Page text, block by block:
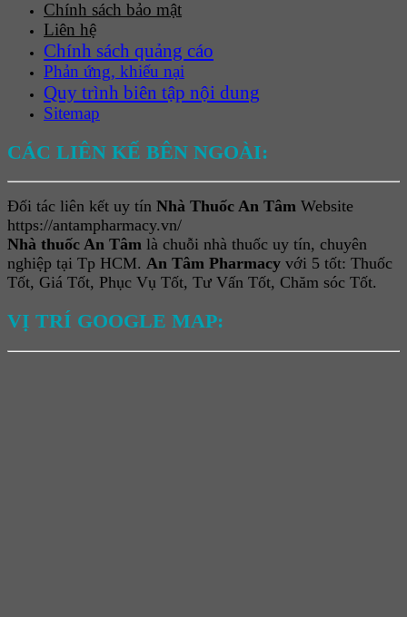
Chính sách bảo mật
Liên hệ
Chính sách quảng cáo
Phản ứng, khiếu nại
Quy trình biên tập nội dung
Sitemap
CÁC LIÊN KẾ BÊN NGOÀI:
Đối tác liên kết uy tín Nhà Thuốc An Tâm Website
https://antampharmacy.vn/
Nhà thuốc An Tâm là chuỗi nhà thuốc uy tín, chuyên
nghiệp tại Tp HCM. An Tâm Pharmacy với 5 tốt: Thuốc
Tốt, Giá Tốt, Phục Vụ Tốt, Tư Vấn Tốt, Chăm sóc Tốt.
VỊ TRÍ GOOGLE MAP: